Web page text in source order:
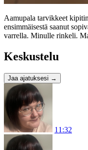
Aamupala tarvikkeet
ensimmäisestä saanut
varrella. Minulle rinkeli.
Keskustelu
Jaa ajatuksesi →
11:32